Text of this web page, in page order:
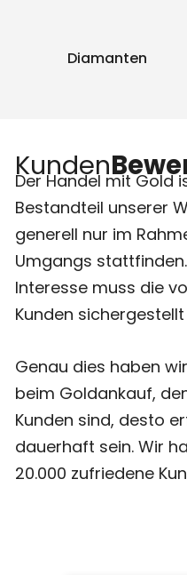
Diamanten
Kunden
Der Handel mit Gold
Bestandteil unserer
generell nur im
Umgangs
Interesse muss die
Kunden sichergestellt
Genau dies haben
beim Goldankauf,
Kunden sind, desto
dauerhaft sein. Wir
20.000 zufriedene